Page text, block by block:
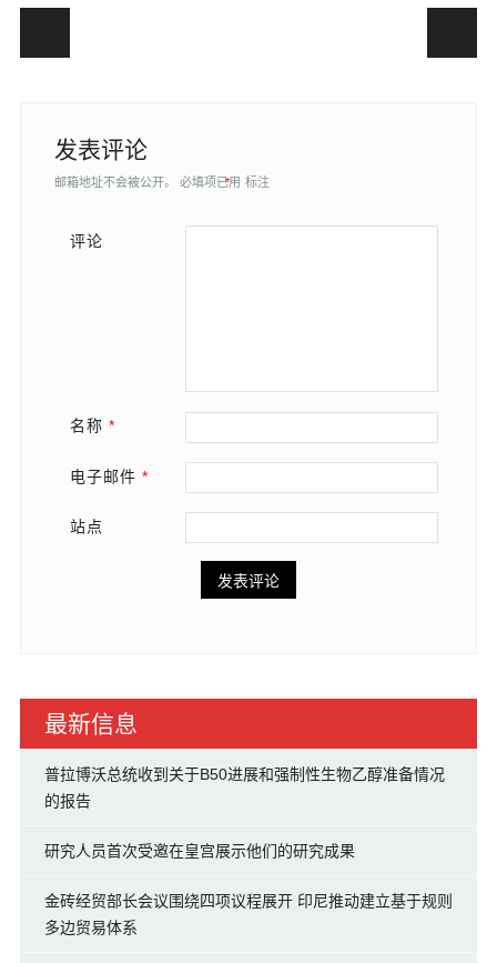
发表评论
邮箱地址不会被公开。 必填项已用
* 标注
评论
名称 *
电子邮件 *
站点
最新信息
普拉博沃总统收到关于B50进展和强制性生物乙醇准备情况
的报告
研究人员首次受邀在皇宫展示他们的研究成果
金砖经贸部长会议围绕四项议程展开 印尼推动建立基于规则
多边贸易体系